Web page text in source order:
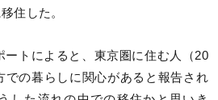
住した。
ートによると、東京圏に住む人（20
での暮らしに関心があると報告され